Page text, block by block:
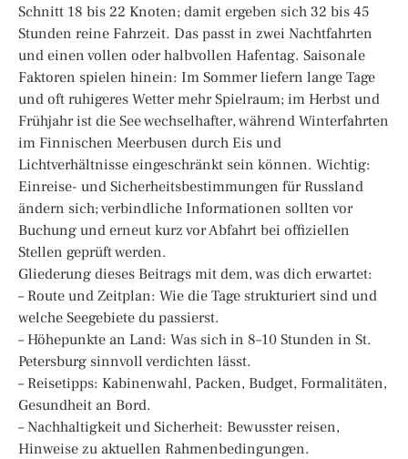
Schnitt 18 bis 22 Knoten; damit ergeben sich 32 bis 45
Stunden reine Fahrzeit. Das passt in zwei Nachtfahrten
und einen vollen oder halbvollen Hafentag. Saisonale
Faktoren spielen hinein: Im Sommer liefern lange Tage
und oft ruhigeres Wetter mehr Spielraum; im Herbst und
Frühjahr ist die See wechselhafter, während Winterfahrten
im Finnischen Meerbusen durch Eis und
Lichtverhältnisse eingeschränkt sein können. Wichtig:
Einreise- und Sicherheitsbestimmungen für Russland
ändern sich; verbindliche Informationen sollten vor
Buchung und erneut kurz vor Abfahrt bei offiziellen
Stellen geprüft werden.
Gliederung dieses Beitrags mit dem, was dich erwartet:
– Route und Zeitplan: Wie die Tage strukturiert sind und
welche Seegebiete du passierst.
– Höhepunkte an Land: Was sich in 8–10 Stunden in St.
Petersburg sinnvoll verdichten lässt.
– Reisetipps: Kabinenwahl, Packen, Budget, Formalitäten,
Gesundheit an Bord.
– Nachhaltigkeit und Sicherheit: Bewusster reisen,
Hinweise zu aktuellen Rahmenbedingungen.